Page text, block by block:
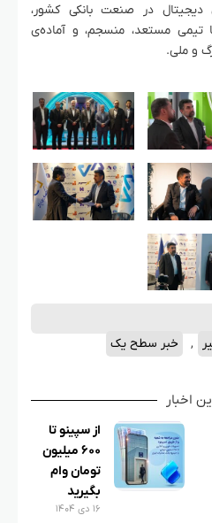
دیجیتال در صنعت بانکی کشور،
تیمی مستعد، منسجم، و آماده‌ی
و ملی.
, خبر سطح یک
اخبار
از سپینو تا
۶۰۰ میلیون
تومان وام
بگیرید
۱۶ دی ۱۴۰۴